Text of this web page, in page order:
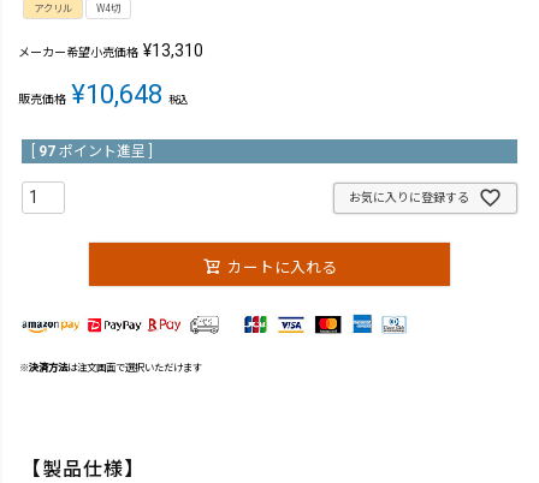
アクリル W4切
メーカー希望小売価格 ¥13,310
販売価格 ¥10,648 税込
97 ポイント進呈 ]
お気に入りに登録する
カートに入れる
※決済方法は注文画面で選択いただけます
【製品仕様】